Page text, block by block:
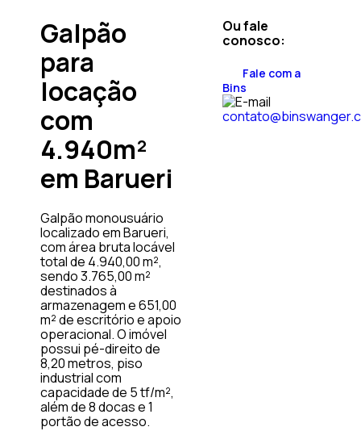
Galpão
para
locação
com
4.940m²
em Barueri
Galpão monousuário
localizado em Barueri,
com área bruta locável
total de 4.940,00 m²,
sendo 3.765,00 m²
destinados à
armazenagem e 651,00
m² de escritório e apoio
operacional. O imóvel
possui pé-direito de
8,20 metros, piso
industrial com
capacidade de 5 tf/m²,
além de 8 docas e 1
portão de acesso.
Ou fale
conosco:
Fale com a
Bins